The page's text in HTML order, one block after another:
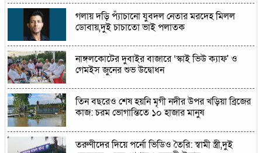
গলায় দড়ি প্যাঁচানো যুবদল নেতার মরদেহ মিলল
ডোবায়,দুই চাচাতো ভাই পলাতক
নাঙ্গলকোটের দুবাইর বাজারে ‘স্কাই ভিউ ক্যাফ' ও
গেমইস জুনের শুভ উদ্বোধন
তিন বছরেও শেষ হয়নি মৃগী নদীর উপর খড়িয়া ব্রিজের
কাজ: চরম ভোগান্তিতে ১০ হাজার মানুষ
তরুণীদের দিয়ে পর্নো ভিডিও তৈরি: স্বামী স্ত্রী,দুই